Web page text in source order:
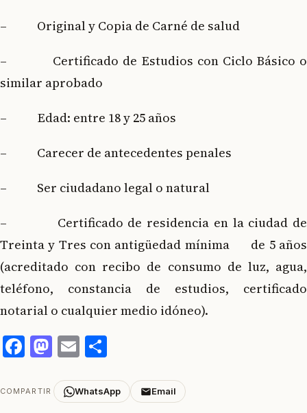
– Original y Copia de Carné de salud
– Certificado de Estudios con Ciclo Básico o
similar aprobado
– Edad: entre 18 y 25 años
– Carecer de antecedentes penales
– Ser ciudadano legal o natural
– Certificado de residencia en la ciudad de
Treinta y Tres con antigüedad mínima de 5 años
(acreditado con recibo de consumo de luz, agua,
teléfono, constancia de estudios, certificado
notarial o cualquier medio idóneo).
Facebook
Mastodon
Email
COMPARTIR WhatsApp Email